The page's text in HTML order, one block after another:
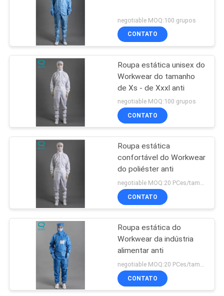
negotiable MOQ:100 grupos
CONTATO
Roupa estática unisex do
Workwear do tamanho
de Xs - de Xxxl anti
negotiable MOQ:100 grupos
CONTATO
Roupa estática
confortável do Workwear
do poliéster anti
negotiable MOQ:20 PCes/tamanho
CONTATO
Roupa estática do
Workwear da indústria
alimentar anti
CONTATO